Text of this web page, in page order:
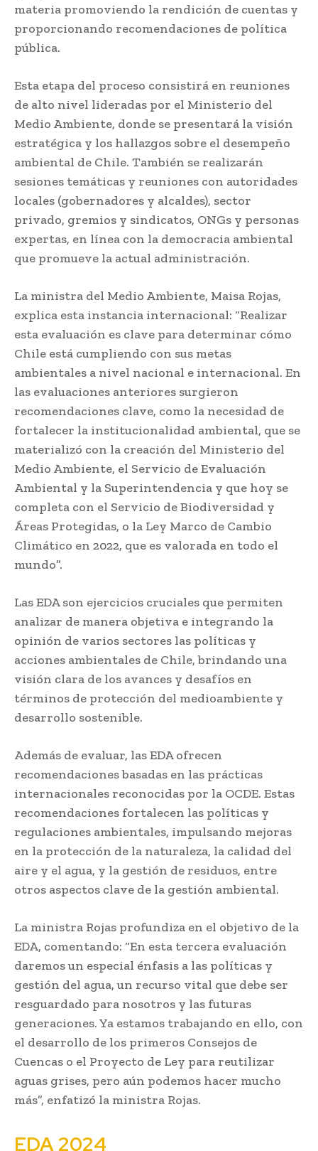
materia promoviendo la rendición de cuentas y
proporcionando recomendaciones de política
pública.
Esta etapa del proceso consistirá en reuniones
de alto nivel lideradas por el Ministerio del
Medio Ambiente, donde se presentará la visión
estratégica y los hallazgos sobre el desempeño
ambiental de Chile. También se realizarán
sesiones temáticas y reuniones con autoridades
locales (gobernadores y alcaldes), sector
privado, gremios y sindicatos, ONGs y personas
expertas, en línea con la democracia ambiental
que promueve la actual administración.
La ministra del Medio Ambiente, Maisa Rojas,
explica esta instancia internacional: “Realizar
esta evaluación es clave para determinar cómo
Chile está cumpliendo con sus metas
ambientales a nivel nacional e internacional. En
las evaluaciones anteriores surgieron
recomendaciones clave, como la necesidad de
fortalecer la institucionalidad ambiental, que se
materializó con la creación del Ministerio del
Medio Ambiente, el Servicio de Evaluación
Ambiental y la Superintendencia y que hoy se
completa con el Servicio de Biodiversidad y
Áreas Protegidas, o la Ley Marco de Cambio
Climático en 2022, que es valorada en todo el
mundo”.
Las EDA son ejercicios cruciales que permiten
analizar de manera objetiva e integrando la
opinión de varios sectores las políticas y
acciones ambientales de Chile, brindando una
visión clara de los avances y desafíos en
términos de protección del medioambiente y
desarrollo sostenible.
Además de evaluar, las EDA ofrecen
recomendaciones basadas en las prácticas
internacionales reconocidas por la OCDE. Estas
recomendaciones fortalecen las políticas y
regulaciones ambientales, impulsando mejoras
en la protección de la naturaleza, la calidad del
aire y el agua, y la gestión de residuos, entre
otros aspectos clave de la gestión ambiental.
La ministra Rojas profundiza en el objetivo de la
EDA, comentando: “En esta tercera evaluación
daremos un especial énfasis a las políticas y
gestión del agua, un recurso vital que debe ser
resguardado para nosotros y las futuras
generaciones. Ya estamos trabajando en ello, con
el desarrollo de los primeros Consejos de
Cuencas o el Proyecto de Ley para reutilizar
aguas grises, pero aún podemos hacer mucho
más”, enfatizó la ministra Rojas.
EDA 2024